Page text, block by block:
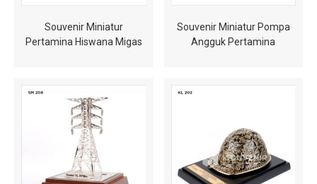
Souvenir Miniatur
Pertamina Hiswana Migas
Souvenir Miniatur Pompa
Angguk Pertamina